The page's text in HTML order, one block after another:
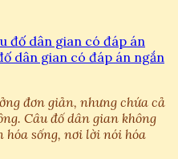
đố dân gian có đáp án
dân gian có đáp án ngắn
đơn giản, nhưng chứa cả
Câu đố dân gian không
sống, nơi lời nói hóa